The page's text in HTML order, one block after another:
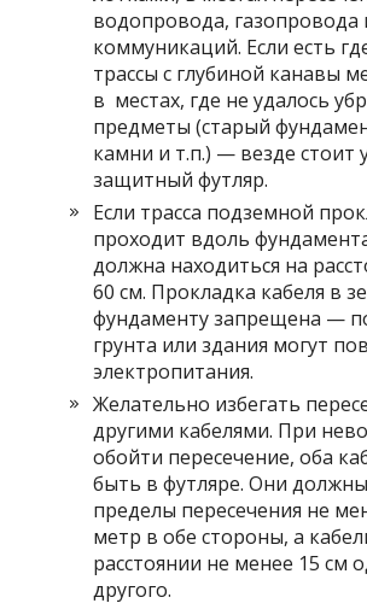
водопровода, газопровода
коммуникаций. Если есть
трассы с глубиной канавы
в местах, где не удалось
предметы (старый
камни и т.п.) — везде стоит
защитный футляр.
Если трасса подземной
проходит вдоль
должна находиться на
60 см. Прокладка кабеля в
фундаменту запрещена —
грунта или здания могут
электропитания.
Желательно избегать
другими кабелями. При
обойти пересечение, оба
быть в футляре. Они
пределы пересечения не
метр в обе стороны, а
расстоянии не менее 15 см
другого.